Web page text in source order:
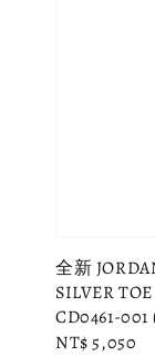
全新
SILVER
CD0461-001
Regular
NT$ 5,050